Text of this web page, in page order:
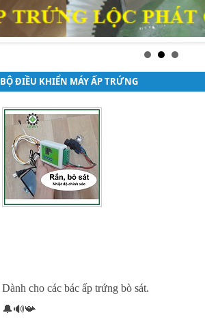
BỘ ĐIỀU KHIỂN MÁY ẤP TRỨNG
Dành cho các bác ấp trứng bò sát.
🔔🔊📯